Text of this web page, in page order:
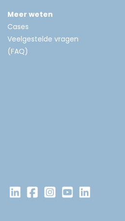
Meer weten
Cases
Veelgestelde vragen
(FAQ)